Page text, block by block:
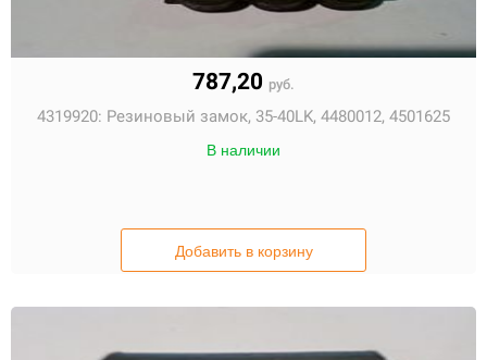
787,20 руб.
4319920: Резиновый замок, 35-40LK, 4480012, 4501625
В наличии
Добавить в корзину